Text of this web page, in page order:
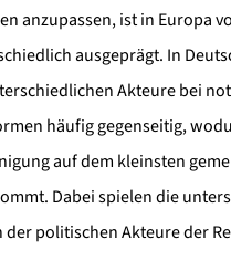
anzupassen, ist in Europa
ausgeprägt. In
Akteure bei
häufig gegenseitig,
auf dem kleinsten
Dabei spielen die
der politischen Akteure der